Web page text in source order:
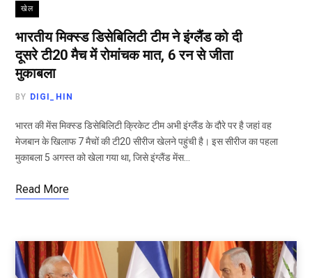
खेल
भारतीय मिक्स्ड डिसेबिलिटी टीम ने इंग्लैंड को दी
दूसरे टी20 मैच में रोमांचक मात, 6 रन से जीता
मुकाबला
BY DIGI_HIN
भारत की मेंस मिक्स्ड डिसेबिलिटी क्रिकेट टीम अभी इंग्लैंड के दौरे पर है जहां वह
मेजबान के खिलाफ 7 मैचों की टी20 सीरीज खेलने पहुंची है। इस सीरीज का पहला
मुकाबला 5 अगस्त को खेला गया था, जिसे इंग्लैंड मेंस…
Read More